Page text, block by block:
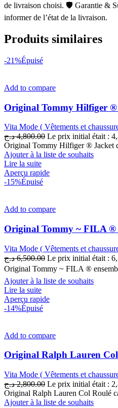
de livraison choisi. 🛡 Garantie &
informer de l’état de la livraison.
Produits similaires
-21%Épuisé
Add to compare
Original Tommy Hilfiger ®
Vita Mode ( Vêtements et
4,800.00 د.ج
Original Tommy Hilfiger ® Jacket
Ajouter à la liste de souhaits
Lire la suite
Aperçu rapide
-15%Épuisé
Add to compare
Original Tommy ~ FILA ®
Vita Mode ( Vêtements et
6,500.00 د.ج
Original Tommy ~ FILA ®
Ajouter à la liste de souhaits
Lire la suite
Aperçu rapide
-14%Épuisé
Add to compare
Original Ralph Lauren
Vita Mode ( Vêtements et
2,800.00 د.ج
Original Ralph Lauren Col Roulé
Ajouter à la liste de souhaits